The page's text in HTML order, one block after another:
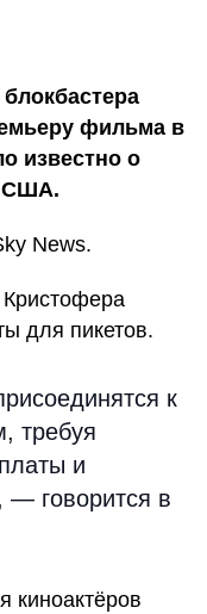
фильма в
известно о
США.
News.
для пикетов.
к
требуя
и
— говорится в
киноактёров